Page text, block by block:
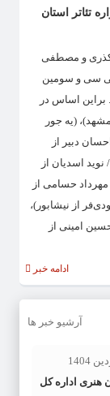
تئاتر استان
و مصطفی
سی و سومین
براین اساس در
(یه جور
دبیر از
اسدیان از
حسامی از
از نیشابور)،
امینی از
ادامه خبر
آرشیو خبر ها
هنری اداره کل